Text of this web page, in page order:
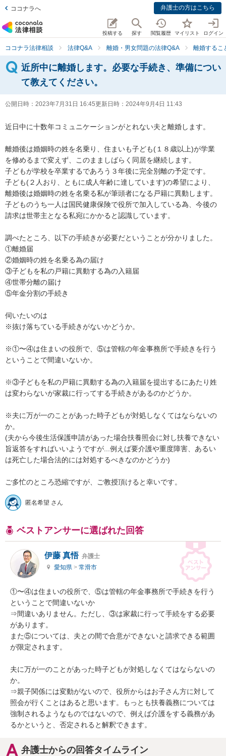
ココナラへ 弁護士の方はこちら
投稿する 探す 閲覧履歴 マイリスト ログイン
ココナラ法律相談 法律Q&A 離婚・男女問題の法律Q&A 離婚するこ
近所中に離婚します。必要な手続き、準備につい
て教えてください。
公開日時： 2023年7月31日 16:45更新日時： 2024年9月4日 11:43
近日中に十数年コミュニケーションがとれない夫と離婚します。
離婚後は婚姻時の姓を名乗り、住まいも子ども(１８歳以上)が学業
を修めるまで変えず、このまましばらく同居を継続します。
子どもが学校を卒業するであろう３年後に完全別離の予定です。
子ども(２人おり、ともに成人年齢に達しています)の希望により、
離婚後は婚姻時の姓を名乗る私が筆頭者になる戸籍に異動します。
子どものうち一人は国民健康保険で役所で加入している為、今後の
請求は世帯主となる私宛にかかると認識しています。
調べたところ、以下の手続きが必要だということが分かりました。
①離婚届
②婚姻時の姓を名乗る為の届け
③子どもを私の戸籍に異動する為の入籍届
④世帯分離の届け
⑤年金分割の手続き
伺いたいのは
※抜け落ちている手続きがないかどうか。
※①〜④は住まいの役所で、⑤は管轄の年金事務所で手続きを行う
ということで間違いないか。
※③子どもを私の戸籍に異動する為の入籍届を提出するにあたり姓
は変わらないが家裁に行ってする手続きがあるのかどうか。
※夫に万が一のことがあった時子どもが対処しなくてはならないの
か。
(夫から今後生活保護申請があった場合扶養照会に対し扶養できない
旨返答をすればいいようですが...例えば要介護や重度障害、あるい
は死亡した場合法的には対処するべきなのかどうか)
ご多忙のところ恐縮ですが、ご教授頂けると幸いです。
匿名希望 さん
ベストアンサーに選ばれた回答
伊藤 真悟 弁護士
愛知県 > 常滑市
①〜④は住まいの役所で、⑤は管轄の年金事務所で手続きを行う
ということで間違いないか
⇒間違いありません。ただし、③は家裁に行って手続をする必要
があります。
また⑤については、夫との間で合意ができないと請求できる範囲
が限定されます。
夫に万が一のことがあった時子どもが対処しなくてはならないの
か。
⇒親子関係には変動がないので、役所からはお子さん方に対して
照会が行くことはあると思います。もっとも扶養義務については
強制されるようなものではないので、例えば介護をする義務があ
るかというと、否定されると解釈できます。
弁護士からの回答タイムライン